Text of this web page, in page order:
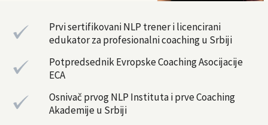
Prvi sertifikovani NLP trener i licencirani
edukator za profesionalni coaching u Srbiji
Potpredsednik Evropske Coaching Asocijacije
ECA
Osnivač prvog NLP Instituta i prve Coaching
Akademije u Srbiji